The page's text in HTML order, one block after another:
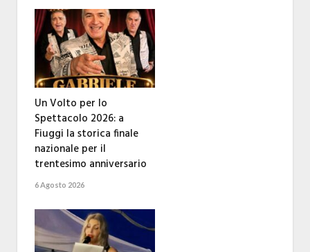
Un Volto per lo
Spettacolo 2026: a
Fiuggi la storica finale
nazionale per il
trentesimo anniversario
6 Agosto 2026